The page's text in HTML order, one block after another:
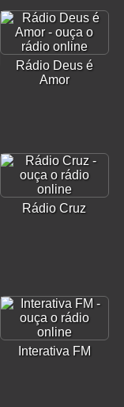
Rádio Deus é
Amor
Rádio Cruz
Interativa FM